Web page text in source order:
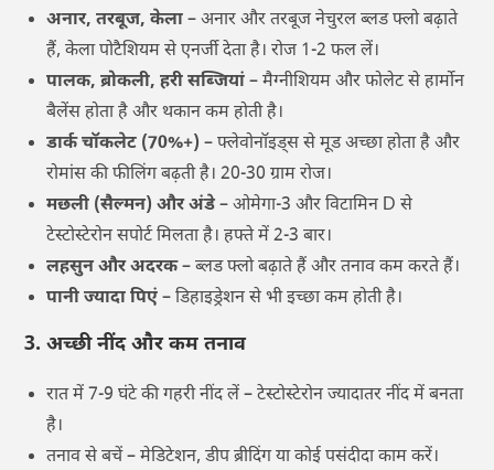
अनार, तरबूज, केला– अनार और तरबूज नेचुरल ब्लड फ्लो बढ़ाते
हैं, केला पोटैशियम से एनर्जी देता है। रोज 1-2 फल लें।
पालक, ब्रोकली, हरी सब्जियां– मैग्नीशियम और फोलेट से हार्मोन
बैलेंस होता है और थकान कम होती है।
डार्क चॉकलेट (70%+) – फ्लेवोनॉइड्स से मूड अच्छा होता है और
रोमांस की फीलिंग बढ़ती है। 20-30 ग्राम रोज।
मछली (सैल्मन) और अंडे– ओमेगा-3 और विटामिन D से
टेस्टोस्टेरोन सपोर्ट मिलता है। हफ्ते में 2-3 बार।
लहसुन और अदरक– ब्लड फ्लो बढ़ाते हैं और तनाव कम करते हैं।
पानी ज्यादा पिएं– डिहाइड्रेशन से भी इच्छा कम होती है।
3. अच्छी नींद और कम तनाव
रात में 7-9 घंटे की गहरी नींद लें – टेस्टोस्टेरोन ज्यादातर नींद में बनता
है।
तनाव से बचें – मेडिटेशन, डीप ब्रीदिंग या कोई पसंदीदा काम करें।